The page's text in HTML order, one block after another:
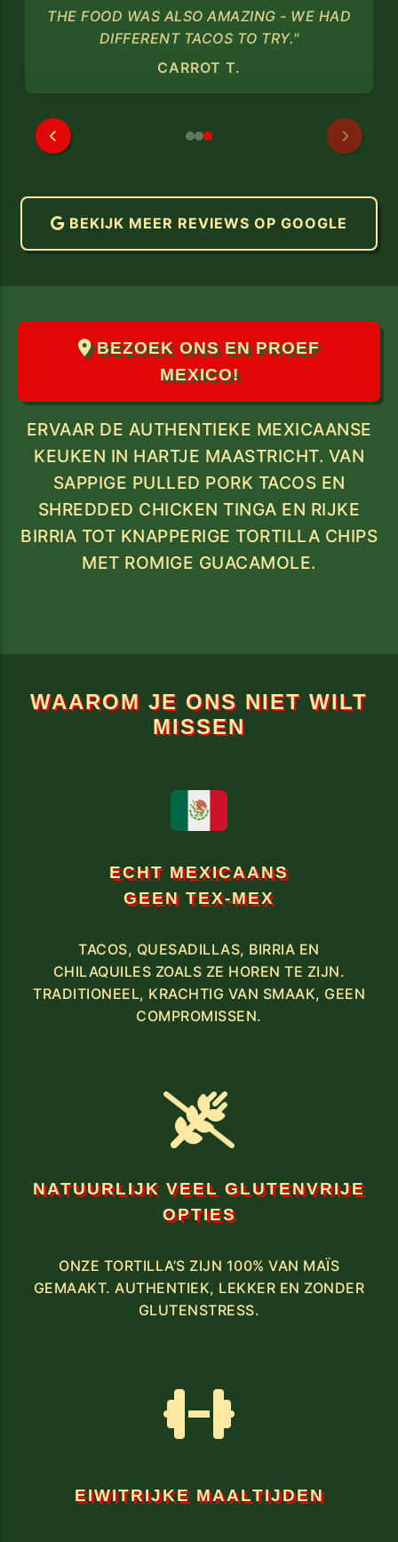
THE FOOD WAS ALSO AMAZING - WE HAD
DIFFERENT TACOS TO TRY."
CARROT T.
BEKIJK MEER REVIEWS OP GOOGLE
BEZOEK ONS EN PROEF
MEXICO!
ERVAAR DE AUTHENTIEKE MEXICAANSE
KEUKEN IN HARTJE MAASTRICHT. VAN
SAPPIGE PULLED PORK TACOS EN
SHREDDED CHICKEN TINGA EN RIJKE
BIRRIA TOT KNAPPERIGE TORTILLA CHIPS
MET ROMIGE GUACAMOLE.
WAAROM JE ONS NIET WILT
MISSEN
ECHT MEXICAANS
GEEN TEX-MEX
TACOS, QUESADILLAS, BIRRIA EN
CHILAQUILES ZOALS ZE HOREN TE ZIJN.
TRADITIONEEL, KRACHTIG VAN SMAAK, GEEN
COMPROMISSEN.
NATUURLIJK VEEL GLUTENVRIJE
OPTIES
ONZE TORTILLA’S ZIJN 100% VAN MAÏS
GEMAAKT. AUTHENTIEK, LEKKER EN ZONDER
GLUTENSTRESS.
EIWITRIJKE MAALTIJDEN